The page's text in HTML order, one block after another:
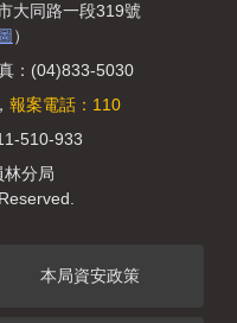
大同路一段319號
）
：(04)833-5030
報案電話：110
510-933
林分局
本局資安政策